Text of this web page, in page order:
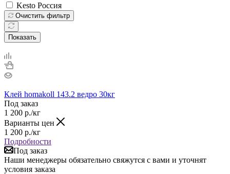
Kesto Россия
Очистить фильтр
Показать
Клей homakoll 143.2 ведро 30кг
Под заказ
1 200 р./кг
Варианты цен
1 200 р./кг
Подробности
Под заказ
Наши менеджеры обязательно свяжутся с вами и уточнят
условия заказа